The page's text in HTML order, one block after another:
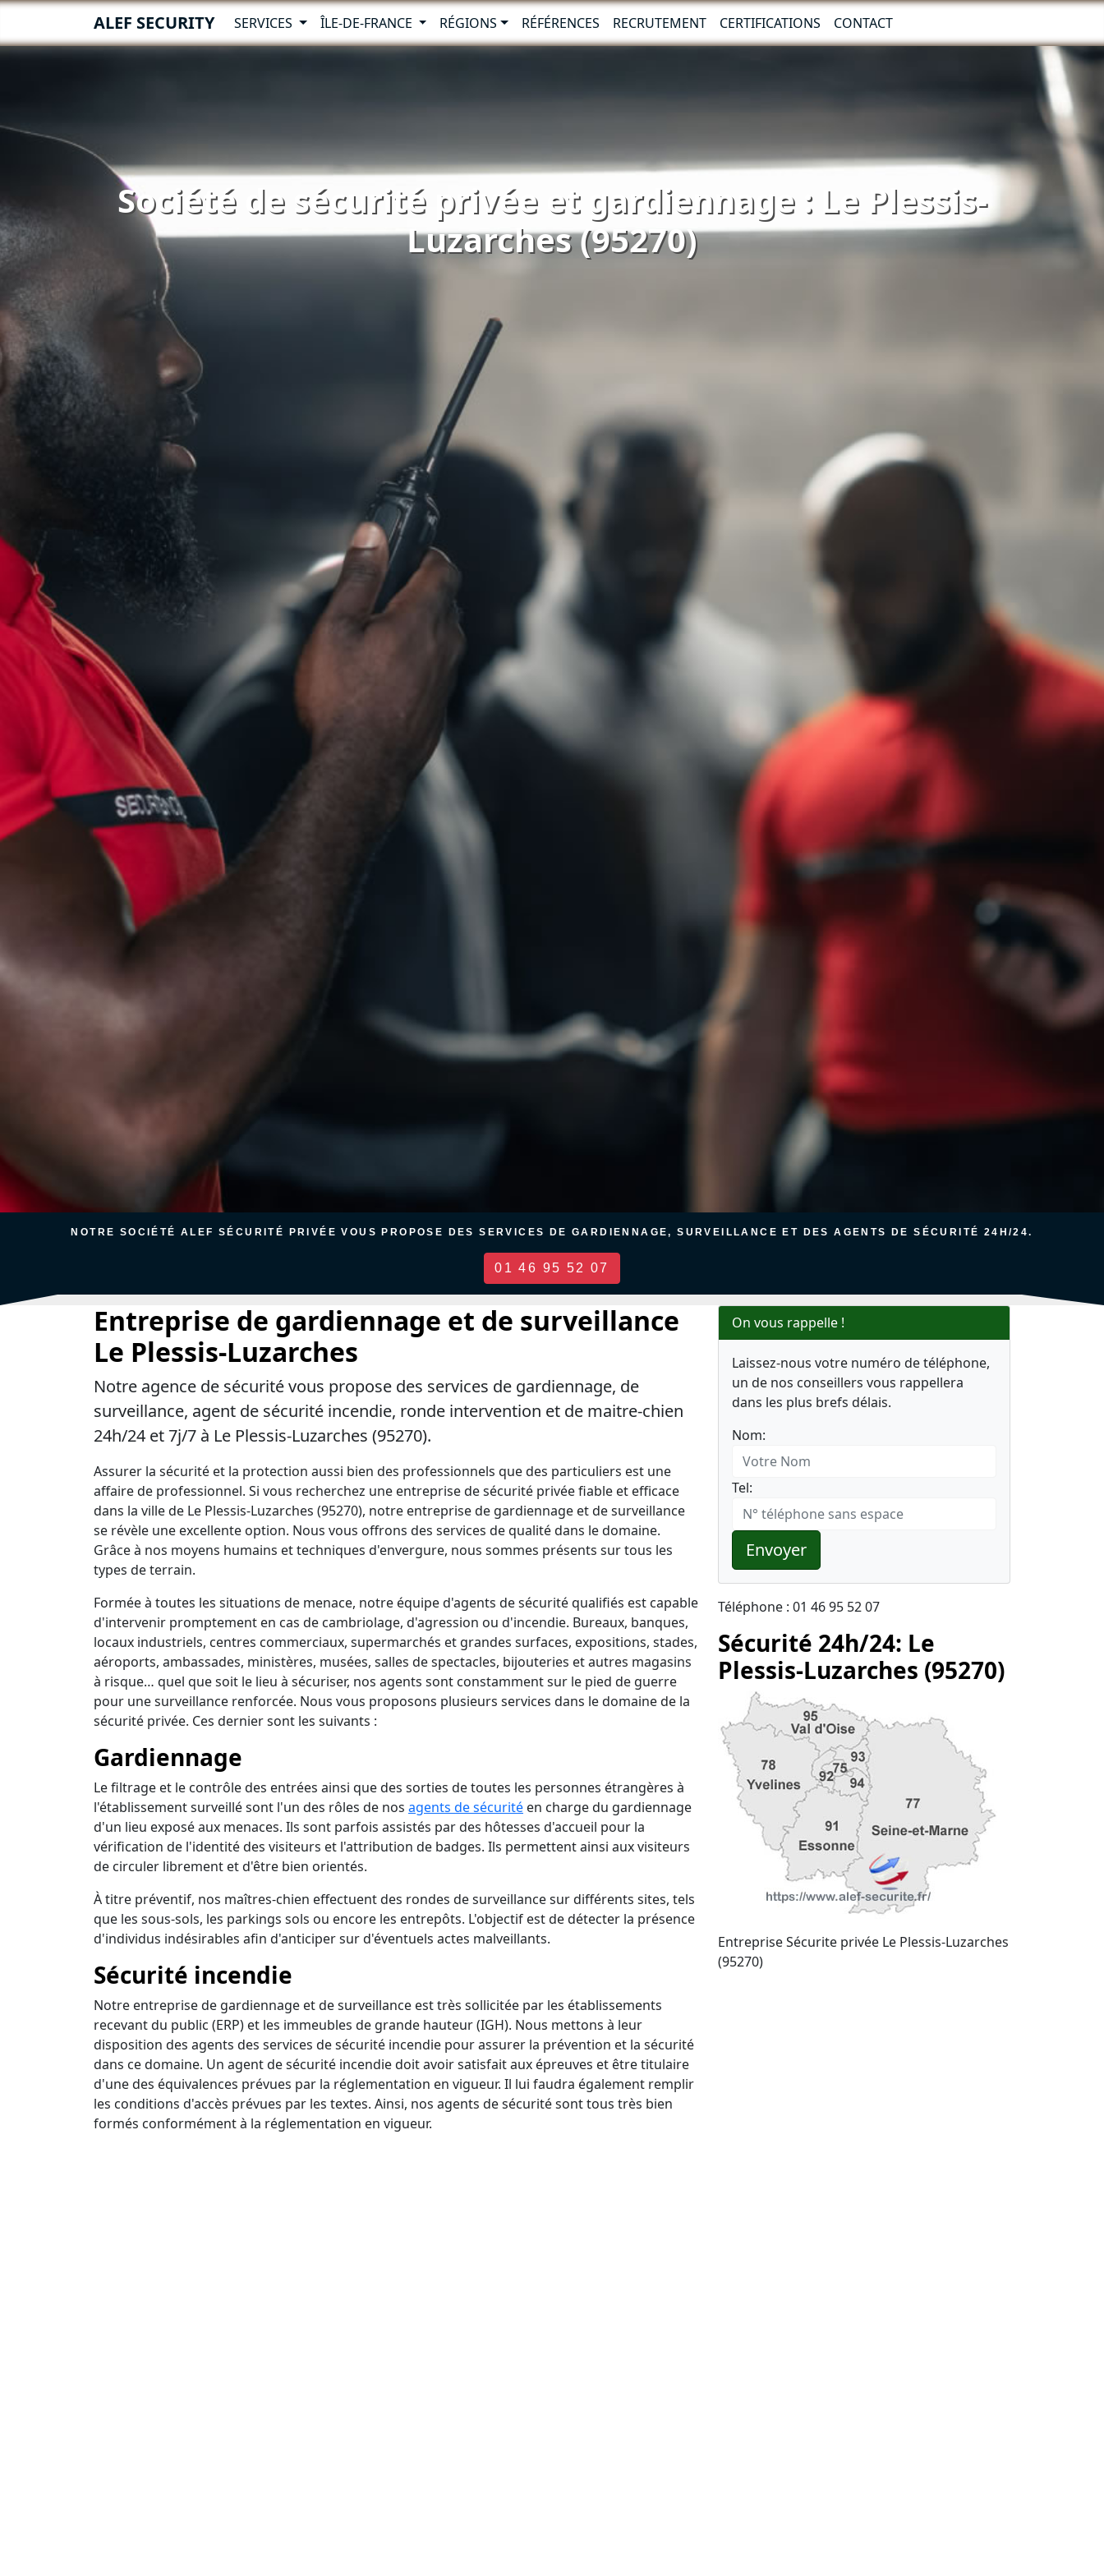
ALEF SECURITY SERVICES ÎLE-DE-FRANCE RÉGIONS RÉFÉRENCES RECRUTEMENT CERTIFICATIONS CONTACT
Société de sécurité privée et gardiennage : Le Plessis-
Luzarches (95270)
NOTRE SOCIÉTÉ ALEF SÉCURITÉ PRIVÉE VOUS PROPOSE DES SERVICES DE GARDIENNAGE, SURVEILLANCE ET DES AGENTS DE SÉCURITÉ 24H/24.
01 46 95 52 07
Entreprise de gardiennage et de surveillance
Le Plessis-Luzarches
Notre agence de sécurité vous propose des services de gardiennage, de
surveillance, agent de sécurité incendie, ronde intervention et de maitre-chien
24h/24 et 7j/7 à Le Plessis-Luzarches (95270).
Assurer la sécurité et la protection aussi bien des professionnels que des particuliers est une
affaire de professionnel. Si vous recherchez une entreprise de sécurité privée fiable et efficace
dans la ville de Le Plessis-Luzarches (95270), notre entreprise de gardiennage et de surveillance
se révèle une excellente option. Nous vous offrons des services de qualité dans le domaine.
Grâce à nos moyens humains et techniques d'envergure, nous sommes présents sur tous les
types de terrain.
Formée à toutes les situations de menace, notre équipe d'agents de sécurité qualifiés est capable
d'intervenir promptement en cas de cambriolage, d'agression ou d'incendie. Bureaux, banques,
locaux industriels, centres commerciaux, supermarchés et grandes surfaces, expositions, stades,
aéroports, ambassades, ministères, musées, salles de spectacles, bijouteries et autres magasins
à risque… quel que soit le lieu à sécuriser, nos agents sont constamment sur le pied de guerre
pour une surveillance renforcée. Nous vous proposons plusieurs services dans le domaine de la
sécurité privée. Ces dernier sont les suivants :
Gardiennage
Le filtrage et le contrôle des entrées ainsi que des sorties de toutes les personnes étrangères à
l'établissement surveillé sont l'un des rôles de nos agents de sécurité en charge du gardiennage
d'un lieu exposé aux menaces. Ils sont parfois assistés par des hôtesses d'accueil pour la
vérification de l'identité des visiteurs et l'attribution de badges. Ils permettent ainsi aux visiteurs
de circuler librement et d'être bien orientés.
À titre préventif, nos maîtres-chien effectuent des rondes de surveillance sur différents sites, tels
que les sous-sols, les parkings sols ou encore les entrepôts. L'objectif est de détecter la présence
d'individus indésirables afin d'anticiper sur d'éventuels actes malveillants.
Sécurité incendie
Notre entreprise de gardiennage et de surveillance est très sollicitée par les établissements
recevant du public (ERP) et les immeubles de grande hauteur (IGH). Nous mettons à leur
disposition des agents des services de sécurité incendie pour assurer la prévention et la sécurité
dans ce domaine. Un agent de sécurité incendie doit avoir satisfait aux épreuves et être titulaire
d'une des équivalences prévues par la réglementation en vigueur. Il lui faudra également remplir
les conditions d'accès prévues par les textes. Ainsi, nos agents de sécurité sont tous très bien
formés conformément à la réglementation en vigueur.
On vous rappelle !
Laissez-nous votre numéro de téléphone,
un de nos conseillers vous rappellera
dans les plus brefs délais.
Nom:
Tel:
Envoyer
Téléphone : 01 46 95 52 07
Sécurité 24h/24: Le
Plessis-Luzarches (95270)
Entreprise Sécurite privée Le Plessis-Luzarches
(95270)